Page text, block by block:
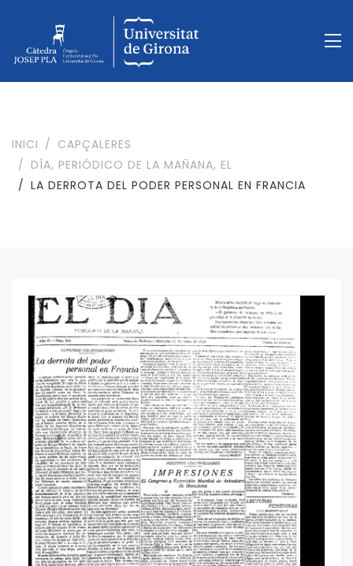
INICI
CAPÇALERES
DÍA, PERIÓDICO DE LA MAÑANA, EL
LA DERROTA DEL PODER PERSONAL EN FRANCIA